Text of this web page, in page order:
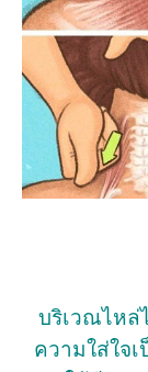
บริเวณไหล่
ความใส่ใจ